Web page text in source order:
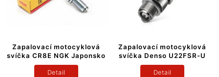
Zapalovací motocyklová
svíčka CR8E NGK Japonsko
Detail
Zapalovací motocyklová
svíčka Denso U22FSR-U
Detail